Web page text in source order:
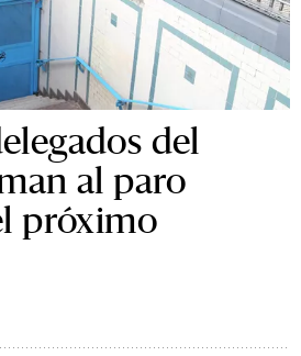
del
al paro
próximo